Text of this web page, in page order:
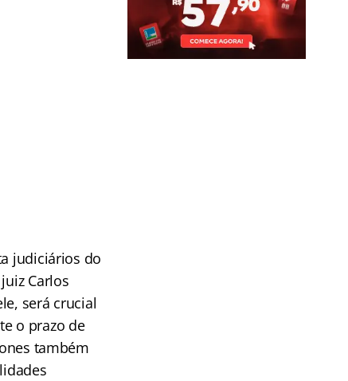
judiciários do
Carlos
será crucial
o prazo de
também